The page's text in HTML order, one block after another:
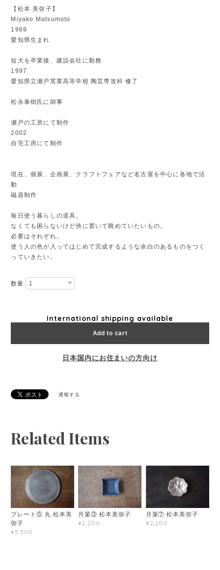
【松本 美弥子】
Miyako Matsumoto
1969
愛知県生まれ
短大を卒業後、建設会社に勤務
1997
愛知県立瀬戸窯業高等学校 陶芸専攻科 修了
松永泰樹氏に師事
瀬戸の工房にて制作
2002
自宅工房にて制作
現在、個展、企画展、クラフトフェアなど名古屋を中心に各地で活
動
磁器制作
毎日使う暮らしの道具。
なくても困らないけど傍に置いて眺めていたいもの。
必要はそれぞれ。
使う人の色が入ってはじめて完成するような余白のあるものをつく
っていきたい。
数量
International shipping available
Add to cart
日本国内にお住まいの方向け
通報する
Related Items
プレート⑤ 丸 松本美
弥子
¥5,500
月菓③ 松本美弥子
¥2,200
月菓⑦ 松本美弥子
¥2,200